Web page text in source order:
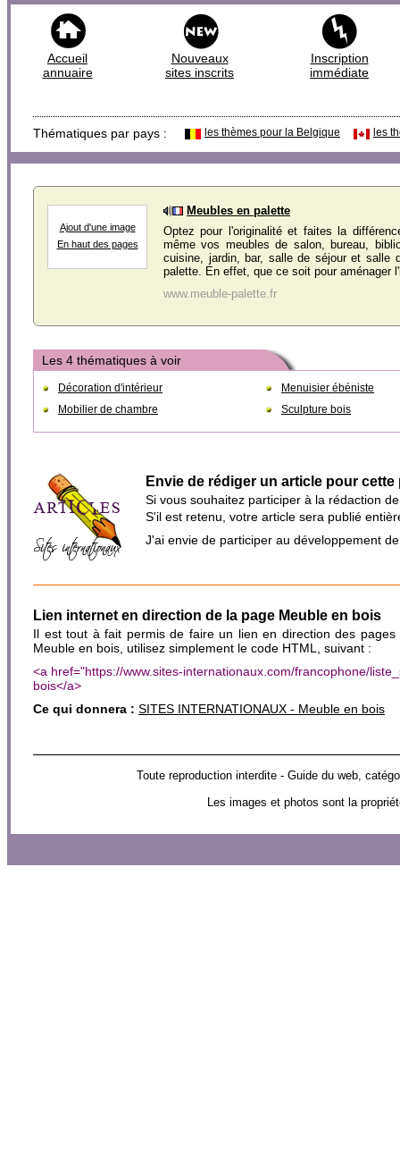
Accueil
annuaire
Nouveaux
sites inscrits
Inscription
immédiate
Thématiques par pays : les thèmes pour la Belgique les
Ajout d'une image
En haut des pages
Meubles en palette
Optez pour l'originalité et faites la
même vos meubles de salon, bureau,
cuisine, jardin, bar, salle de séjour et salle
palette. En effet, que ce soit pour aménager
www.meuble-palette.fr
Les 4 thématiques à voir
Décoration d'intérieur
Menuisier ébéniste
Mobilier de chambre
Sculpture bois
Envie de rédiger un article pour cette
Si vous souhaitez participer à la rédaction
S'il est retenu, votre article sera publié
J'ai envie de participer au développement
Lien internet en direction de la page Meuble en bois
Il est tout à fait permis de faire un lien en direction des
Meuble en bois, utilisez simplement le code HTML, suivant :
<a href="https://www.sites-internationaux.com/francophone/
bois</a>
Ce qui donnera : SITES INTERNATIONAUX - Meuble en bois
Toute reproduction interdite - Guide du web,
Les images et photos sont la